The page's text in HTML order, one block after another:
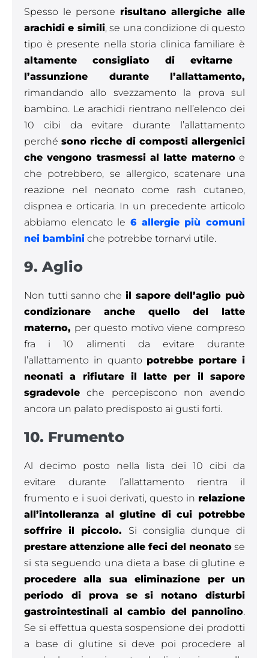
Spesso le persone risultano allergiche alle
arachidi e simili, se una condizione di questo
tipo è presente nella storia clinica familiare è
altamente consigliato di evitarne
l’assunzione durante l’allattamento,
rimandando allo svezzamento la prova sul
bambino. Le arachidi rientrano nell’elenco dei
10 cibi da evitare durante l’allattamento
perchésono ricche di composti allergenici
che vengono trasmessi al latte maternoe
che potrebbero, se allergico, scatenare una
reazione nel neonato come rash cutaneo,
dispnea e orticaria. In un precedente articolo
abbiamo elencato le 6 allergie più comuni
nei bambini che potrebbe tornarvi utile.
9. Aglio
Non tutti sanno che il sapore dell’aglio può
condizionare anche quello del latte
materno, per questo motivo viene compreso
fra i 10 alimenti da evitare durante
l’allattamento in quanto potrebbe portare i
neonati a rifiutare il latte per il sapore
sgradevole che percepiscono non avendo
ancora un palato predisposto ai gusti forti.
10. Frumento
Al decimo posto nella lista dei 10 cibi da
evitare durante l’allattamento rientra il
frumento e i suoi derivati, questo in relazione
all’intolleranza al glutine di cui potrebbe
soffrire il piccolo. Si consiglia dunque di
prestare attenzione alle feci del neonato se
si sta seguendo una dieta a base di glutine e
procedere alla sua eliminazione per un
periodo di prova se si notano disturbi
gastrointestinali al cambio del pannolino.
Se si effettua questa sospensione dei prodotti
a base di glutine si deve poi procedere al